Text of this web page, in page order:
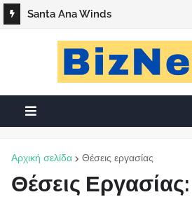
Santa Ana Winds
Αρχική σελίδα Θέσεις εργασίας
Θέσεις